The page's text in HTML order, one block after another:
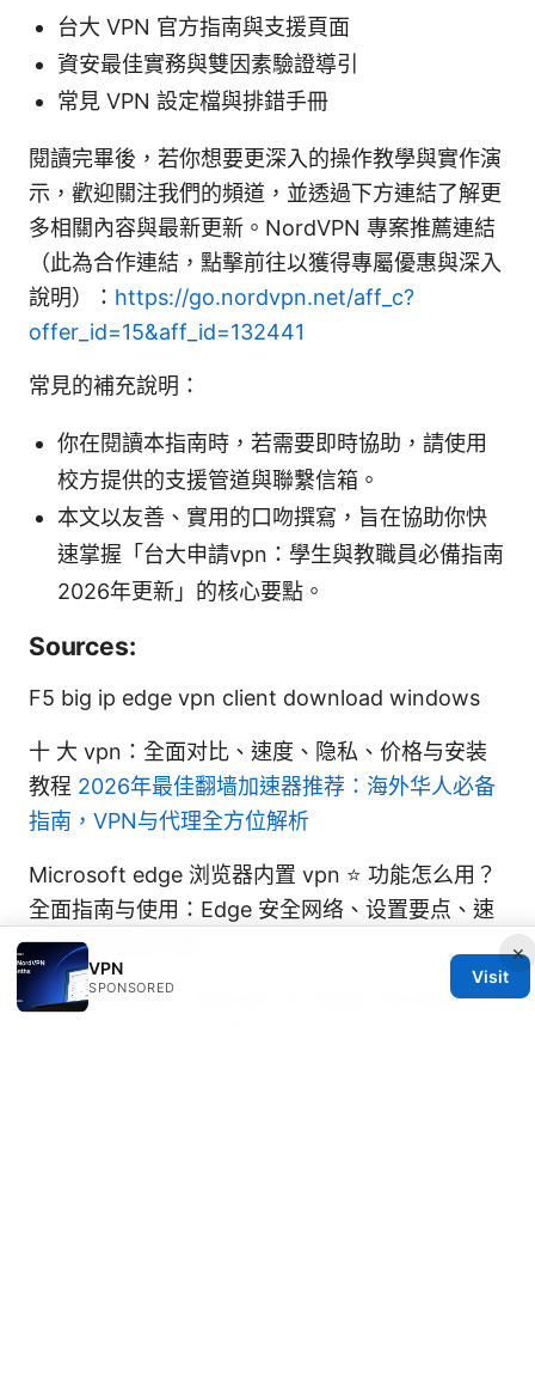
台大 VPN 官方指南與支援頁面
資安最佳實務與雙因素驗證導引
常見 VPN 設定檔與排錯手冊
閱讀完畢後，若你想要更深入的操作教學與實作演
示，歡迎關注我們的頻道，並透過下方連結了解更
多相關內容與最新更新。NordVPN 專案推薦連結
（此為合作連結，點擊前往以獲得專屬優惠與深入
說明）： https://go.nordvpn.net/aff_c?
offer_id=15&aff_id=132441
常見的補充說明：
你在閱讀本指南時，若需要即時協助，請使用
校方提供的支援管道與聯繫信箱。
本文以友善、實用的口吻撰寫，旨在協助你快
速掌握「台大申請vpn：學生與教職員必備指南
2026年更新」的核心要點。
Sources:
F5 big ip edge vpn client download windows
十 大 vpn：全面对比、速度、隐私、价格与安装
教程 2026年最佳翻墙加速器推荐：海外华人必备
指南，VPN与代理全方位解析
Microsoft edge 浏览器内置 vpn ⭐ 功能怎么用？
全面指南与使用：Edge 安全网络、设置要点、速
度对比与常见问题
Vpn unlimited - free vpn for edge: the ultimate
×
VPN
SPONSORED
Visit